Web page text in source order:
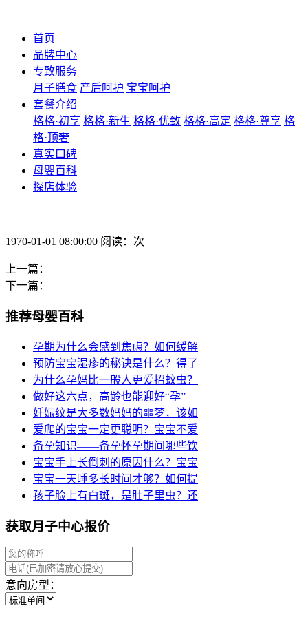
首页
品牌中心
专致服务
月子膳食 产后呵护 宝宝呵护
套餐介绍
格格·初享 格格·新生 格格·优致 格格·高定 格格·尊享 格
格·顶奢
真实口碑
母婴百科
探店体验
1970-01-01 08:00:00 阅读：次
上一篇：
下一篇：
推荐母婴百科
孕期为什么会感到焦虑？如何缓解
预防宝宝湿疹的秘诀是什么？得了
为什么孕妈比一般人更爱招蚊虫？
做好这六点，高龄也能迎好“孕”
妊娠纹是大多数妈妈的噩梦，该如
爱爬的宝宝一定更聪明？宝宝不爱
备孕知识——备孕怀孕期间哪些饮
宝宝手上长倒刺的原因什么？宝宝
宝宝一天睡多长时间才够？如何提
孩子脸上有白斑，是肚子里虫？还
获取月子中心报价
意向房型：